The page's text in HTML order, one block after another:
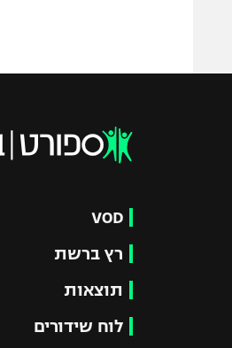
VOD
רץ ברשת
תוצאות
לוח שידורים